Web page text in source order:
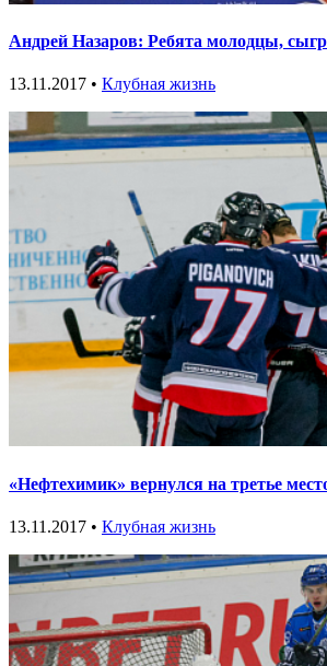
Андрей Назаров: Ребята молодцы,
13.11.2017 • Клубная жизнь
«Нефтехимик» вернулся на третье
13.11.2017 • Клубная жизнь